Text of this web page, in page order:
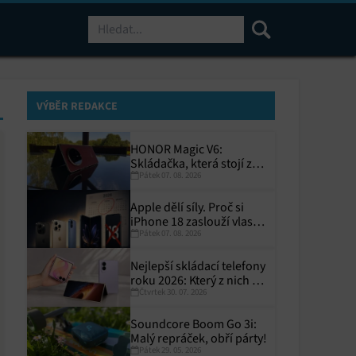
VÝBĚR REDAKCE
HONOR Magic V6:
Skládačka, která stojí za
toPátek 07. 08. 2026
Apple dělí síly. Proč si
iPhone 18 zaslouží vlastní
termín?
Pátek 07. 08. 2026
Nejlepší skládací telefony
roku 2026: Který z nich si
zaslouží místo ve vaší
Čtvrtek 30. 07. 2026
Soundcore Boom Go 3i:
Malý repráček, obří párty!
Pátek 29. 05. 2026